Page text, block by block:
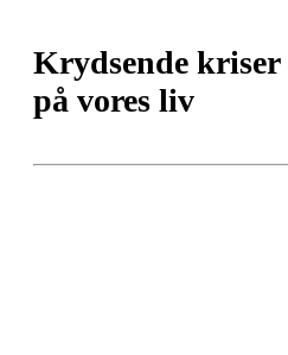
Krydsende kriser
på vores liv